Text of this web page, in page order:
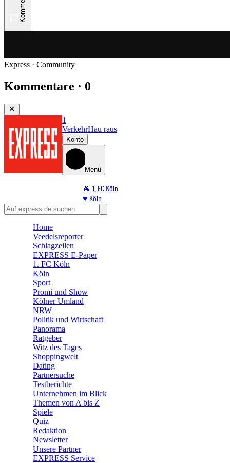
Express · Community
Kommentare · 0
1
VerkehrHau raus
Konto
Menü
🐐 1. FC Köln
♥️ Köln
⭐ Promi
🛒 Shoppingwelt
Home
Veedelsreporter
Schlagzeilen
EXPRESS E-Paper
1. FC Köln
Köln
Sport
Promi und Show
Kölner Umland
NRW
Politik und Wirtschaft
Panorama
Ratgeber
Witz des Tages
Shoppingwelt
Dating
Partnersuche
Testberichte
Unternehmen im Blick
Themen von A bis Z
Spiele
Quiz
Redaktion
Newsletter
Unsere Partner
EXPRESS Service